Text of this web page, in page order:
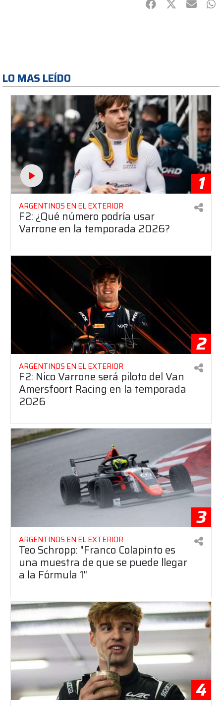
Facebook
Twitter
mail
LO MAS LEÍDO
1
ARGENTINOS EN EL EXTERIOR
F2: ¿Qué número podría usar
Varrone en la temporada 2026?
2
ARGENTINOS EN EL EXTERIOR
F2: Nico Varrone será piloto del Van
Amersfoort Racing en la temporada
2026
3
ARGENTINOS EN EL EXTERIOR
Teo Schropp: "Franco Colapinto es
una muestra de que se puede llegar
a la Fórmula 1"
4